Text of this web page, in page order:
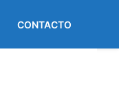
CONTACTO